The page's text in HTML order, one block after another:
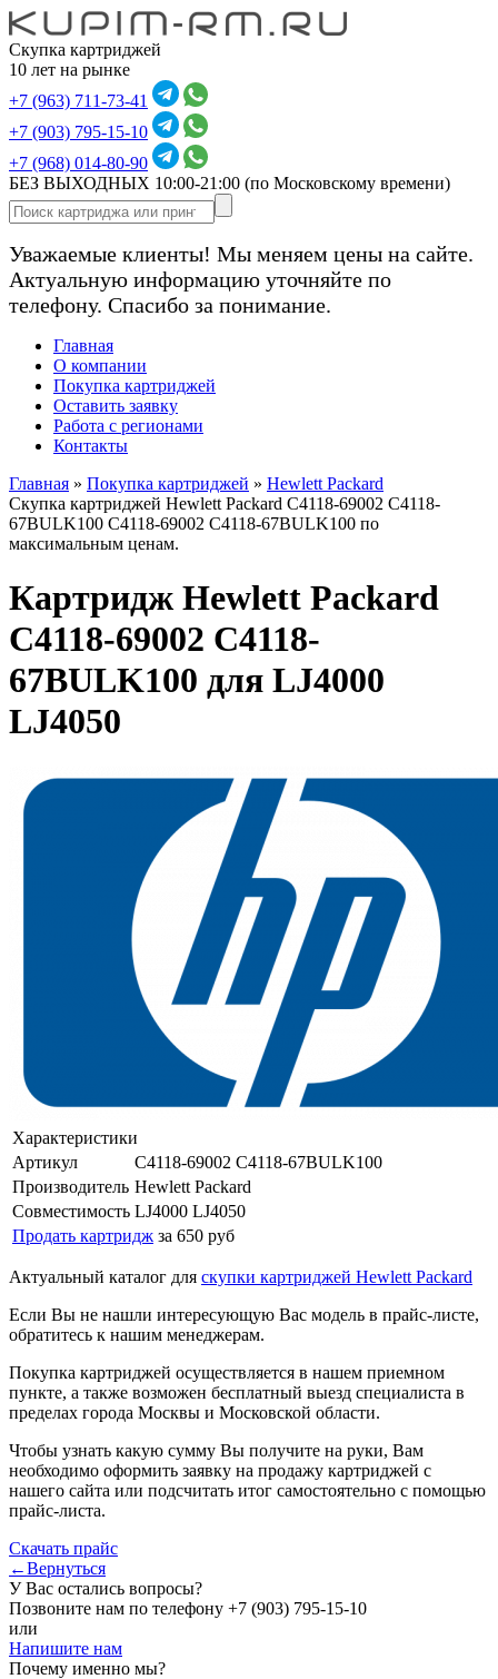
Скупка картриджей
10 лет на рынке
+7 (963) 711-73-41
+7 (903) 795-15-10
+7 (968) 014-80-90
БЕЗ ВЫХОДНЫХ 10:00-21:00 (по Московскому времени)
Уважаемые клиенты! Мы меняем цены на сайте.
Актуальную информацию уточняйте по
телефону. Спасибо за понимание.
Главная
О компании
Покупка картриджей
Оставить заявку
Работа с регионами
Контакты
Главная » Покупка картриджей » Hewlett Packard
Скупка картриджей Hewlett Packard C4118-69002 C4118-
67BULK100 C4118-69002 C4118-67BULK100 по
максимальным ценам.
Картридж Hewlett Packard
C4118-69002 C4118-
67BULK100 для LJ4000
LJ4050
Характеристики
Артикул
C4118-69002 C4118-67BULK100
Производитель Hewlett Packard
Совместимость LJ4000 LJ4050
Продать картридж за 650 руб
Актуальный каталог для скупки картриджей Hewlett Packard
Если Вы не нашли интересующую Вас модель в прайс-листе,
обратитесь к нашим менеджерам.
Покупка картриджей осуществляется в нашем приемном
пункте, а также возможен бесплатный выезд специалиста в
пределах города Москвы и Московской области.
Чтобы узнать какую сумму Вы получите на руки, Вам
необходимо оформить заявку на продажу картриджей с
нашего сайта или подсчитать итог самостоятельно с помощью
прайс-листа.
Скачать прайс
←Вернуться
У Вас остались вопросы?
Позвоните нам по телефону +7 (903) 795-15-10
или
Напишите нам
Почему именно мы?